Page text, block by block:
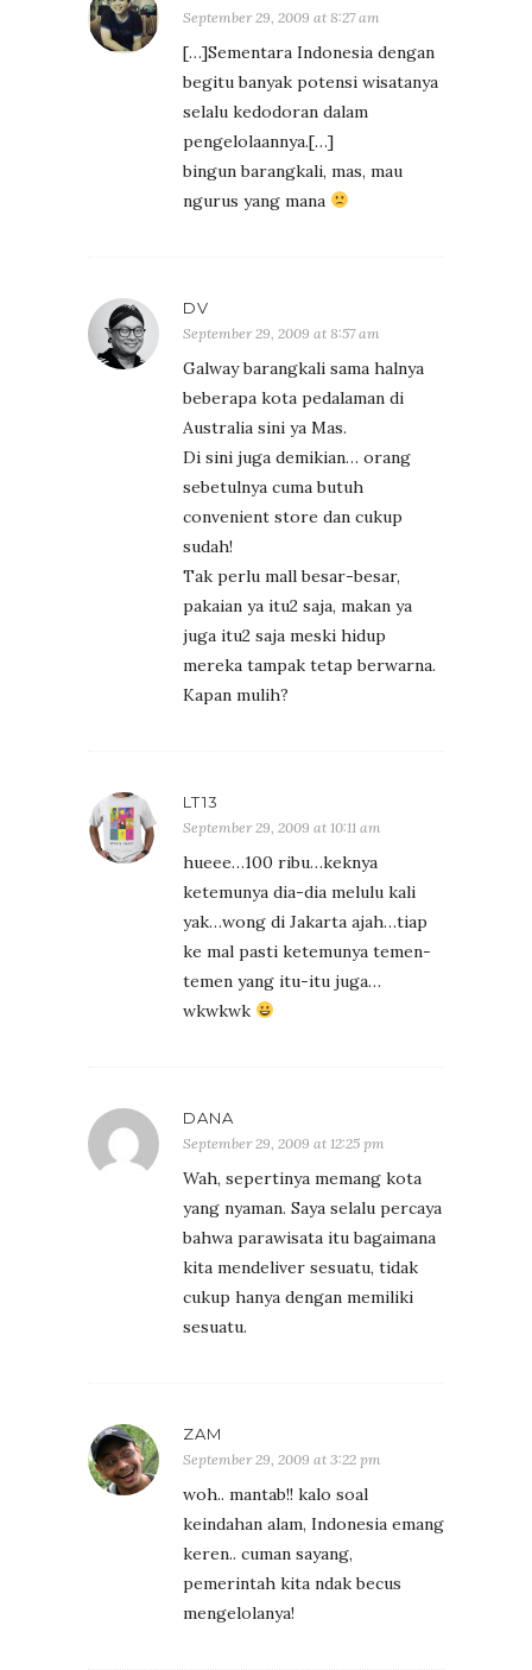
September 29, 2009 at 8:27 am
[…]Sementara Indonesia dengan
begitu banyak potensi wisatanya
selalu kedodoran dalam
pengelolaannya.[…]
bingun barangkali, mas, mau
ngurus yang mana
DV
September 29, 2009 at 8:57 am
Galway barangkali sama halnya
beberapa kota pedalaman di
Australia sini ya Mas.
Di sini juga demikian… orang
sebetulnya cuma butuh
convenient store dan cukup
sudah!
Tak perlu mall besar-besar,
pakaian ya itu2 saja, makan ya
juga itu2 saja meski hidup
mereka tampak tetap berwarna.
Kapan mulih?
LT13
September 29, 2009 at 10:11 am
hueee…100 ribu…keknya
ketemunya dia-dia melulu kali
yak…wong di Jakarta ajah…tiap
ke mal pasti ketemunya temen-
temen yang itu-itu juga…
wkwkwk
DANA
September 29, 2009 at 12:25 pm
Wah, sepertinya memang kota
yang nyaman. Saya selalu percaya
bahwa parawisata itu bagaimana
kita mendeliver sesuatu, tidak
cukup hanya dengan memiliki
sesuatu.
ZAM
September 29, 2009 at 3:22 pm
woh.. mantab!! kalo soal
keindahan alam, Indonesia emang
keren.. cuman sayang,
pemerintah kita ndak becus
mengelolanya!